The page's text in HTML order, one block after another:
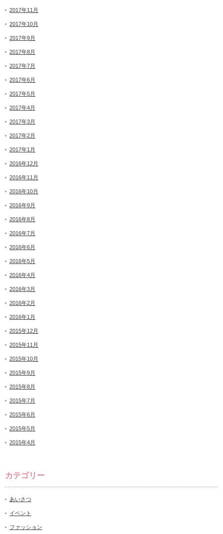
2017年11月
2017年10月
2017年9月
2017年8月
2017年7月
2017年6月
2017年5月
2017年4月
2017年3月
2017年2月
2017年1月
2016年12月
2016年11月
2016年10月
2016年9月
2016年8月
2016年7月
2016年6月
2016年5月
2016年4月
2016年3月
2016年2月
2016年1月
2015年12月
2015年11月
2015年10月
2015年9月
2015年8月
2015年7月
2015年6月
2015年5月
2015年4月
カテゴリー
あいさつ
イベント
ファッション